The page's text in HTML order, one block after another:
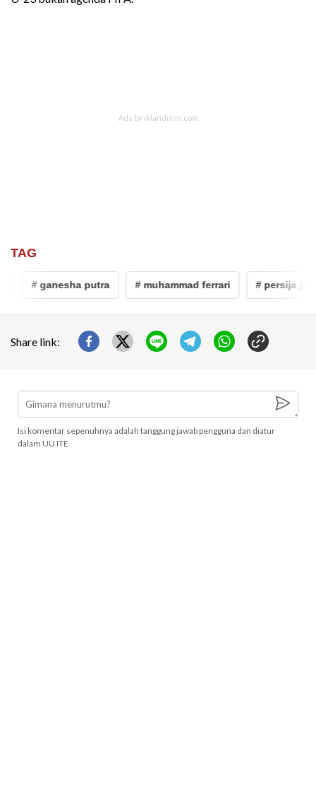
TAG
# ganesha putra # muhammad ferrari # persija
Share link:
Isi komentar sepenuhnya adalah tanggung jawab pengguna dan diatur
dalam UU ITE